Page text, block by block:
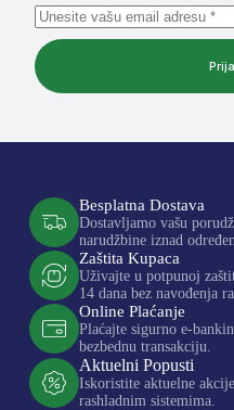
Besplatna Dostava
Dostavljamo vašu
narudžbine iznad
Zaštita Kupaca
Uživajte u potpunoj
14 dana bez navođenja
Online Plaćanje
Plaćajte sigurno e-
bezbednu transakciju.
Aktuelni Popusti
Iskoristite aktuelne
rashladnim sistemima.